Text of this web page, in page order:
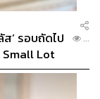
’ รอบถัดไป
Small Lot
...